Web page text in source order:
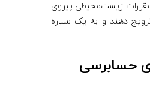
زیست‌محیطی پیروی
دهند و به یک سیاره